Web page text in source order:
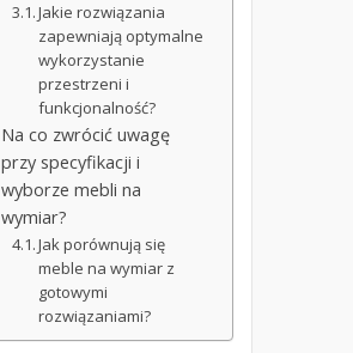
Jakie rozwiązania
zapewniają optymalne
wykorzystanie
przestrzeni i
funkcjonalność?
Na co zwrócić uwagę
przy specyfikacji i
wyborze mebli na
wymiar?
Jak porównują się
meble na wymiar z
gotowymi
rozwiązaniami?